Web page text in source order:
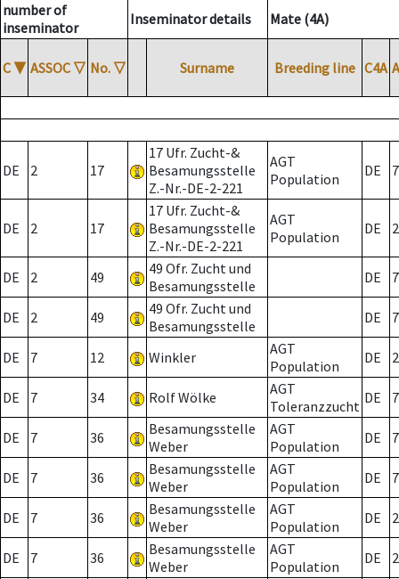
number of
inseminator
Inseminator details Mate (4A)
C ▼ ASSOC ▽ No. ▽ Surname Breeding line C4A
DE 2 17
17 Ufr. Zucht-&
Besamungsstelle
Z.-Nr.-DE-2-221
AGT
Population
DE 7
DE 2 17
17 Ufr. Zucht-&
Besamungsstelle
Z.-Nr.-DE-2-221
AGT
Population
DE 2
DE 2 49
49 Ofr. Zucht und
Besamungsstelle
DE 7
DE 2 49
49 Ofr. Zucht und
Besamungsstelle
DE 7
DE 7 12 Winkler
AGT
Population
DE 2
DE 7 34 Rolf Wölke
AGT
Toleranzzucht DE 7
DE 7 36
Besamungsstelle
Weber
AGT
Population
DE 7
DE 7 36
Besamungsstelle
Weber
AGT
Population
DE 7
DE 7 36
Besamungsstelle
Weber
AGT
Population
DE 2
DE 7 36
Besamungsstelle
Weber
AGT
Population
DE 2